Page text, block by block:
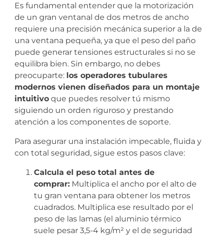
Es fundamental entender que la motorización
de un gran ventanal de dos metros de ancho
requiere una precisión mecánica superior a la de
una ventana pequeña, ya que el peso del paño
puede generar tensiones estructurales si no se
equilibra bien. Sin embargo, no debes
preocuparte: los operadores tubulares
modernos vienen diseñados para un montaje
intuitivo que puedes resolver tú mismo
siguiendo un orden riguroso y prestando
atención a los componentes de soporte.
Para asegurar una instalación impecable, fluida y
con total seguridad, sigue estos pasos clave:
Calcula el peso total antes de
comprar: Multiplica el ancho por el alto de
tu gran ventana para obtener los metros
cuadrados. Multiplica ese resultado por el
peso de las lamas (el aluminio térmico
suele pesar 3,5-4 kg/m² y el de seguridad